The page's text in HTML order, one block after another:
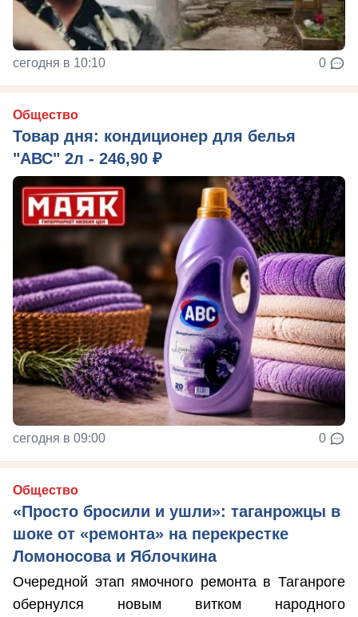
сегодня в 10:10 0
Общество
Товар дня: кондиционер для белья
"АВС" 2л - 246,90 ₽
сегодня в 09:00 0
Общество
«Просто бросили и ушли»: таганрожцы в
шоке от «ремонта» на перекрестке
Ломоносова и Яблочкина
Очередной этап ямочного ремонта в Таганроге
обернулся новым витком народного